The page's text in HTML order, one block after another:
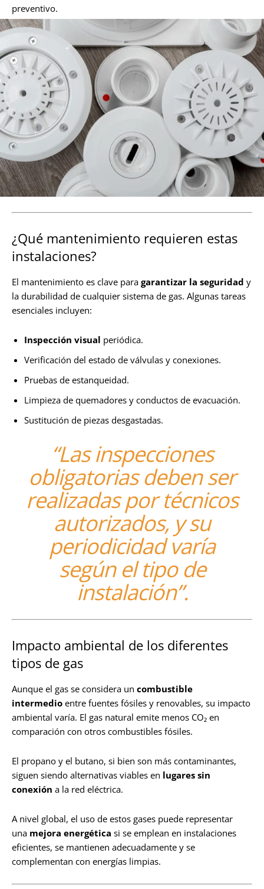
preventivo.
¿Qué mantenimiento requieren estas
instalaciones?
El mantenimiento es clave para garantizar la seguridad y
la durabilidad de cualquier sistema de gas. Algunas tareas
esenciales incluyen:
Inspección visual periódica.
Verificación del estado de válvulas y conexiones.
Pruebas de estanqueidad.
Limpieza de quemadores y conductos de evacuación.
Sustitución de piezas desgastadas.
“Las inspecciones
obligatorias deben ser
realizadas por técnicos
autorizados, y su
periodicidad varía
según el tipo de
instalación”.
Impacto ambiental de los diferentes
tipos de gas
Aunque el gas se considera un combustible
intermedio entre fuentes fósiles y renovables, su impacto
ambiental varía. El gas natural emite menos CO₂ en
comparación con otros combustibles fósiles.
El propano y el butano, si bien son más contaminantes,
siguen siendo alternativas viables en lugares sin
conexión a la red eléctrica.
A nivel global, el uso de estos gases puede representar
una mejora energética si se emplean en instalaciones
eficientes, se mantienen adecuadamente y se
complementan con energías limpias.